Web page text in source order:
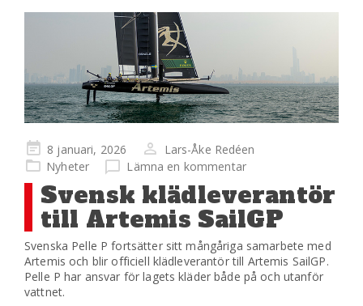
Publicerad
på
8 januari, 2026
Lars-Åke Redéen
Nyheter
Lämna en kommentar
Svensk klädleverantör
till Artemis SailGP
Svenska Pelle P fortsätter sitt mångåriga samarbete med
Artemis och blir officiell klädleverantör till Artemis SailGP.
Pelle P har ansvar för lagets kläder både på och utanför
vattnet.